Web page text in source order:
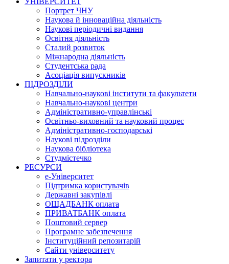
Портрет ЧНУ
Наукова й інноваційна діяльність
Наукові періодичні видання
Освітня діяльність
Сталий розвиток
Міжнародна діяльність
Студентська рада
Асоціація випускників
ПІДРОЗДІЛИ
Навчально-наукові інститути та факультети
Навчально-наукові центри
Адміністративно-управлінські
Освітньо-виховний та науковий процес
Адміністративно-господарські
Наукові підрозділи
Наукова бібліотека
Студмістечко
РЕСУРСИ
е-Університет
Підтримка користувачів
Державні закупівлі
ОЩАДБАНК оплата
ПРИВАТБАНК оплата
Поштовий сервер
Програмне забезпечення
Інституційний репозитарій
Сайти університету
Запитати у ректора